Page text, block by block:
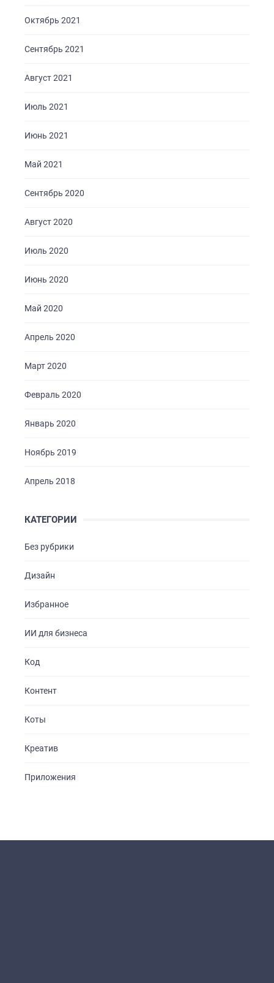
Октябрь 2021
Сентябрь 2021
Август 2021
Июль 2021
Июнь 2021
Май 2021
Сентябрь 2020
Август 2020
Июль 2020
Июнь 2020
Май 2020
Апрель 2020
Март 2020
Февраль 2020
Январь 2020
Ноябрь 2019
Апрель 2018
КАТЕГОРИИ
Без рубрики
Дизайн
Избранное
ИИ для бизнеса
Код
Контент
Коты
Креатив
Приложения
ПОРТФОЛИО
БРИФЫ
КОНТАКТЫ